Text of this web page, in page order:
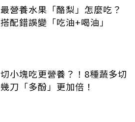
最營養水果「酪梨」怎麼吃？
搭配錯誤變「吃油+喝油」
切小塊吃更營養？！8種蔬多切
幾刀「多酚」更加倍！